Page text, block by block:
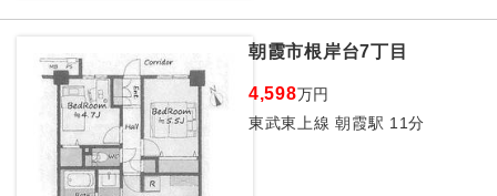
朝霞市根岸台7丁目
4,598万円
東武東上線 朝霞駅 11分